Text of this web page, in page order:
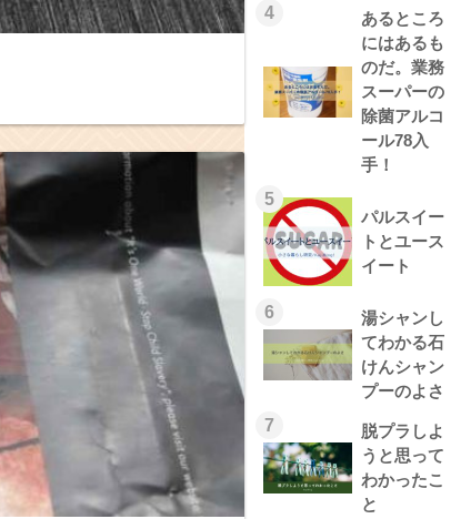
4
あるところ
にはあるも
のだ。業務
スーパーの
除菌アルコ
ール78入
手！
5
パルスイー
トとユース
イート
6
湯シャンし
てわかる石
けんシャン
プーのよさ
7
脱プラしよ
うと思って
わかったこ
と